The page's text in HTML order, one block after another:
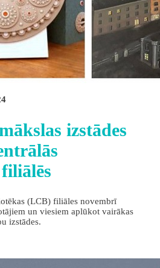
izstādes
(LCB) filiāles novembrī
un viesiem aplūkot vairākas
izstādes.